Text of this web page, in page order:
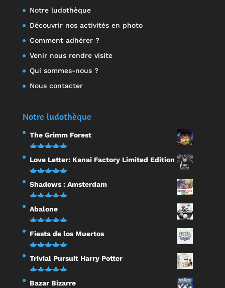
Notre ludothèque
Découvrir nos activités en photo
Comment adhérer ?
Venir nous rendre visite
Qui sommes-nous ?
Nous contacter
Notre ludothèque
The Grimm Forest
Note 5.00
sur 5
Love Letter: Kanai Factory Limited Edition
Note5.00
sur 5
Shadows : Amsterdam
Note5.00
sur 5
Abalone
Note5.00
sur 5
Fiesta de los Muertos
Note5.00
sur 5
Trivial Pursuit Harry Potter
Note5.00
Bazar Bizarre